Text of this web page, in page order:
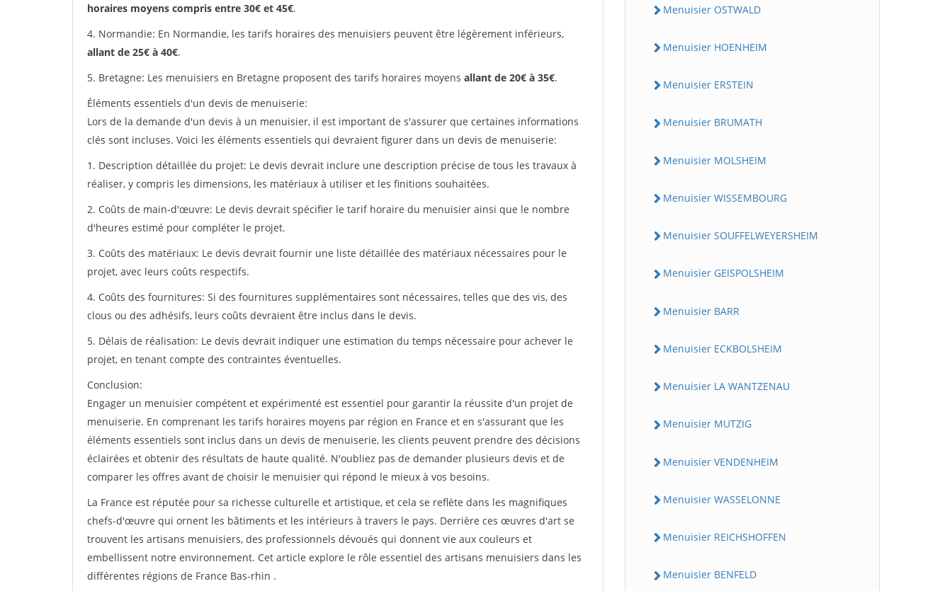
horaires moyens compris entre 30€ et 45€.
4. Normandie: En Normandie, les tarifs horaires des menuisiers peuvent être légèrement inférieurs,
allant de 25€ à 40€.
5. Bretagne: Les menuisiers en Bretagne proposent des tarifs horaires moyens allant de 20€ à 35€.
Éléments essentiels d'un devis de menuiserie:
Lors de la demande d'un devis à un menuisier, il est important de s'assurer que certaines informations
clés sont incluses. Voici les éléments essentiels qui devraient figurer dans un devis de menuiserie:
1. Description détaillée du projet: Le devis devrait inclure une description précise de tous les travaux à
réaliser, y compris les dimensions, les matériaux à utiliser et les finitions souhaitées.
2. Coûts de main-d'œuvre: Le devis devrait spécifier le tarif horaire du menuisier ainsi que le nombre
d'heures estimé pour compléter le projet.
3. Coûts des matériaux: Le devis devrait fournir une liste détaillée des matériaux nécessaires pour le
projet, avec leurs coûts respectifs.
4. Coûts des fournitures: Si des fournitures supplémentaires sont nécessaires, telles que des vis, des
clous ou des adhésifs, leurs coûts devraient être inclus dans le devis.
5. Délais de réalisation: Le devis devrait indiquer une estimation du temps nécessaire pour achever le
projet, en tenant compte des contraintes éventuelles.
Conclusion:
Engager un menuisier compétent et expérimenté est essentiel pour garantir la réussite d'un projet de
menuiserie. En comprenant les tarifs horaires moyens par région en France et en s'assurant que les
éléments essentiels sont inclus dans un devis de menuiserie, les clients peuvent prendre des décisions
éclairées et obtenir des résultats de haute qualité. N'oubliez pas de demander plusieurs devis et de
comparer les offres avant de choisir le menuisier qui répond le mieux à vos besoins.
La France est réputée pour sa richesse culturelle et artistique, et cela se reflète dans les magnifiques
chefs-d'œuvre qui ornent les bâtiments et les intérieurs à travers le pays. Derrière ces œuvres d'art se
trouvent les artisans menuisiers, des professionnels dévoués qui donnent vie aux couleurs et
embellissent notre environnement. Cet article explore le rôle essentiel des artisans menuisiers dans les
différentes régions de France Bas-rhin .
Menuisier OSTWALD
Menuisier HOENHEIM
Menuisier ERSTEIN
Menuisier BRUMATH
Menuisier MOLSHEIM
Menuisier WISSEMBOURG
Menuisier SOUFFELWEYERSHEIM
Menuisier GEISPOLSHEIM
Menuisier BARR
Menuisier ECKBOLSHEIM
Menuisier LA WANTZENAU
Menuisier MUTZIG
Menuisier VENDENHEIM
Menuisier WASSELONNE
Menuisier REICHSHOFFEN
Menuisier BENFELD